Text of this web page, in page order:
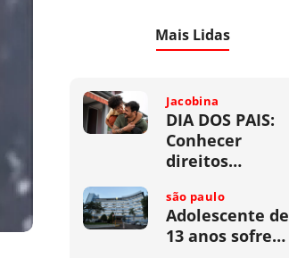
Mais Lidas
Jacobina
DIA DOS PAIS:
Conhecer
direitos…
são paulo
Adolescente de
13 anos sofre…